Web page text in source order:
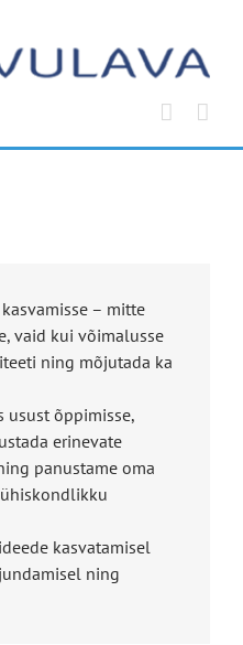
– mitte
vaid kui võimalusse
ning mõjutada ka
usust õppimisse,
erinevate
panustame oma
kasvatamisel
ning